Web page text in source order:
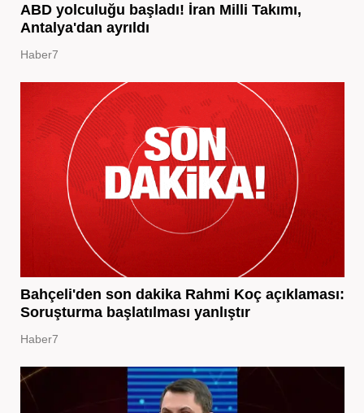
ABD yolculuğu başladı! İran Milli Takımı,
Antalya'dan ayrıldı
Haber7
Bahçeli'den son dakika Rahmi Koç açıklaması:
Soruşturma başlatılması yanlıştır
Haber7